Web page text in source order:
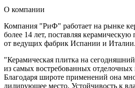
О компании
Компания "РиФ" работает на рынке
более 14 лет, поставляя
от ведущих фабрик Испании и Италии.
"Керамическая плитка на
из самых востребованных отделочных
Благодаря широте применений она
лидирующее место. Устойчивость к